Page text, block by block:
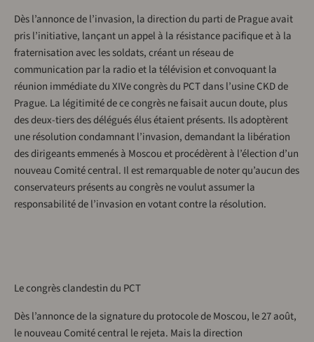
Dès l’annonce de l’invasion, la direction du parti de Prague avait
pris l’initiative, lançant un appel à la résistance pacifique et à la
fraternisation avec les soldats, créant un réseau de
communication par la radio et la télévision et convoquant la
réunion immédiate du XIVe congrès du PCT dans l’usine CKD de
Prague. La légitimité de ce congrès ne faisait aucun doute, plus
des deux-tiers des délégués élus étaient présents. Ils adoptèrent
une résolution condamnant l’invasion, demandant la libération
des dirigeants emmenés à Moscou et procédèrent à l’élection d’un
nouveau Comité central. Il est remarquable de noter qu’aucun des
conservateurs présents au congrès ne voulut assumer la
responsabilité de l’invasion en votant contre la résolution.
Le congrès clandestin du PCT
Dès l’annonce de la signature du protocole de Moscou, le 27 août,
le nouveau Comité central le rejeta. Mais la direction